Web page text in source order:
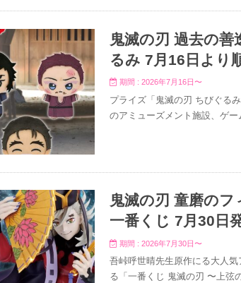
鬼滅の刃 過去の
るみ 7月16日より
期間 : 2026年7月16日〜
プライズ「鬼滅の刃 ちびぐる
のアミューズメント施設、ゲ
鬼滅の刃 童磨の
一番くじ 7月30日
期間 : 2026年7月30日〜
吾峠呼世晴先生原作にる大人
る「一番くじ 鬼滅の刃 〜上弦